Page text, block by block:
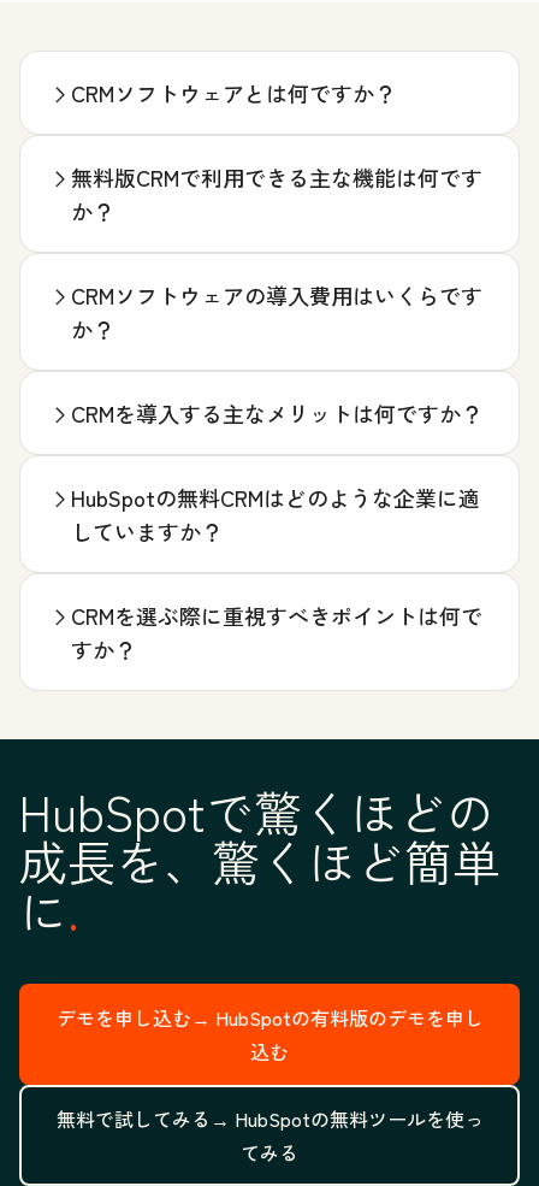
CRMソフトウェアとは何ですか？
無料版CRMで利用できる主な機能は何です
か？
CRMソフトウェアの導入費用はいくらです
か？
CRMを導入する主なメリットは何ですか？
HubSpotの無料CRMはどのような企業に適
していますか？
CRMを選ぶ際に重視すべきポイントは何で
すか？
HubSpotで驚くほどの
成長を、驚くほど簡単
に
デモを申し込む→ HubSpotの有料版のデモを申し
込む
無料で試してみる→ HubSpotの無料ツールを使っ
てみる